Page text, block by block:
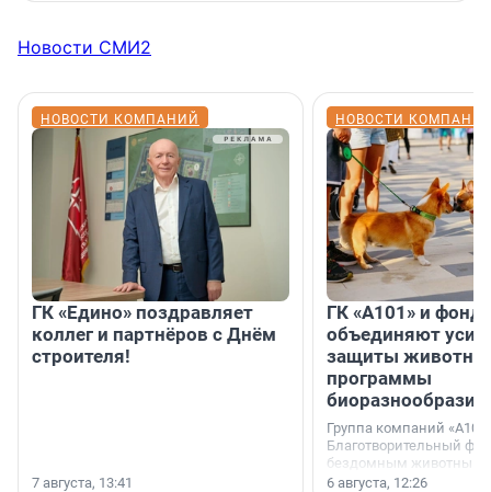
Новости СМИ2
НОВОСТИ КОМПАНИЙ
ГК «Едино» поздравляет
коллег и партнёров с Днём
строителя!
7 августа, 13:41
НОВОСТИ
ГК «А101» и фонд
объединяют
защиты
программы
биоразнообразия
Группа компаний
Благотворительный
бездомным животным
заключили соглашение
6 августа, 12:26